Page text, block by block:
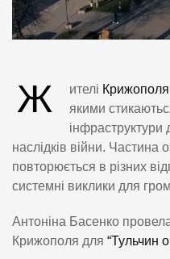
Ж ителі Крижополя
якими
інфраструктури
наслідків війни. Частина
повторюється в різних
системні виклики для
Антоніна Басенко
Крижополя для “Тульчин